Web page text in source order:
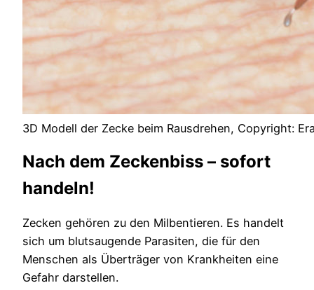
3D Modell der Zecke beim Rausdrehen, Copyright:
Nach dem Zeckenbiss – sofort
handeln!
Zecken gehören zu den Milbentieren. Es handelt
sich um blutsaugende Parasiten, die für den
Menschen als Überträger von Krankheiten eine
Gefahr darstellen.